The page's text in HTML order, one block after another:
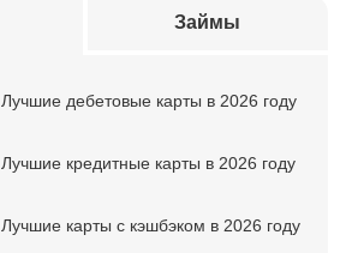
Займы
Лучшие дебетовые карты в 2026 году
Лучшие кредитные карты в 2026 году
Лучшие карты с кэшбэком в 2026 году